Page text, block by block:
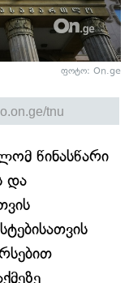
ფოტო: On.ge
წინასწარი
და